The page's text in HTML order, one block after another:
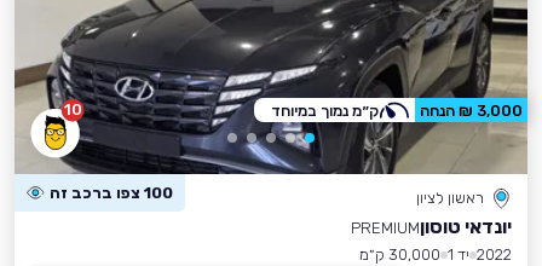
10
ראשון לציון 100 צפו ברכב זה
יונדאי טוסוןPREMIUM
2022 יד 1
30,000 ק״מ
3,000 ₪ הנחה ק״מ נמוך במיוחד